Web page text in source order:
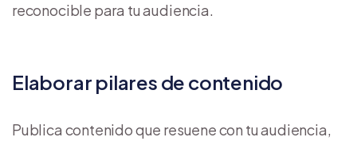
reconocible para tu audiencia.
Elaborar pilares de contenido
Publica contenido que resuene con tu audiencia,